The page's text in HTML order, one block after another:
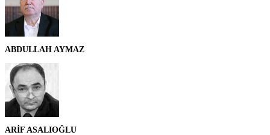
ABDULLAH AYMAZ
ARİF ASALIOĞLU